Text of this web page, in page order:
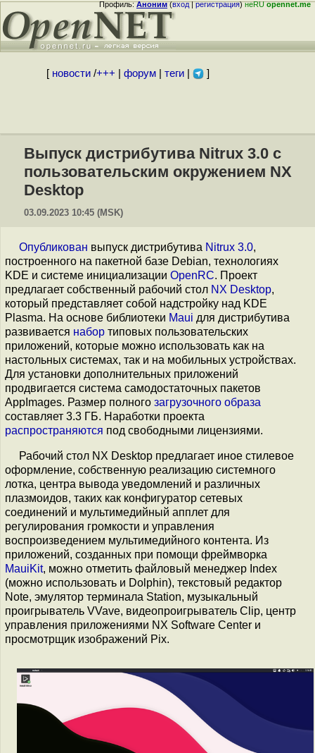
Профиль:Аноним(вход|регистрация)неRUopennet.me
[ новости/+++ форум| теги| ]
Выпуск дистрибутива Nitrux 3.0 с
пользовательским окружением NX
Desktop
03.09.2023 10:45 (MSK)
Опубликован выпуск дистрибутива Nitrux 3.0,
построенного на пакетной базе Debian, технологиях
KDE и системе инициализации OpenRC. Проект
предлагает собственный рабочий стол NX Desktop,
который представляет собой надстройку над KDE
Plasma. На основе библиотеки Maui для дистрибутива
развивается набор типовых пользовательских
приложений, которые можно использовать как на
настольных системах, так и на мобильных устройствах.
Для установки дополнительных приложений
продвигается система самодостаточных пакетов
AppImages. Размер полного загрузочного образа
составляет 3.3 ГБ. Наработки проекта
распространяются под свободными лицензиями.
Рабочий стол NX Desktop предлагает иное стилевое
оформление, собственную реализацию системного
лотка, центра вывода уведомлений и различных
плазмоидов, таких как конфигуратор сетевых
соединений и мультимедийный апплет для
регулирования громкости и управления
воспроизведением мультимедийного контента. Из
приложений, созданных при помощи фреймворка
MauiKit, можно отметить файловый менеджер Index
(можно использовать и Dolphin), текстовый редактор
Note, эмулятор терминала Station, музыкальный
проигрыватель VVave, видеопроигрыватель Clip, центр
управления приложениями NX Software Center и
просмотрщик изображений Pix.